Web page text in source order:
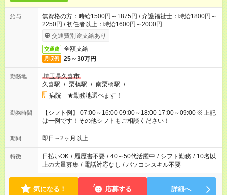
給与
無資格の方：時給1500円～1875円 / 介護福祉士：時給1800円～
2250円 / 初任者以上：時給1600円～2000円
交通費別途支給あり
交通費 全額支給
月収例 25～30万円
勤務地
埼玉県久喜市
久喜駅 / 栗橋駅 / 南栗橋駅 / …
病院 ★勤務地選べます！
勤務時間
【シフト例】 07:00～16:00 09:00～18:00 17:00～09:00 ※ 上記
は一例です！その他シフトもご相談ください！
期間 即日～2ヶ月以上
特徴 日払いOK / 履歴書不要 / 40～50代活躍中 / シフト勤務 / 10名以
上の大量募集 / 電話対応なし / パソコンスキル不要
気になる！ 応募する 詳細へ